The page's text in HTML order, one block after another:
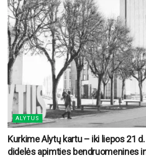
ALYTUS
Kurkime Alytų kartu – iki liepos 21
didelės apimties bendruomenines